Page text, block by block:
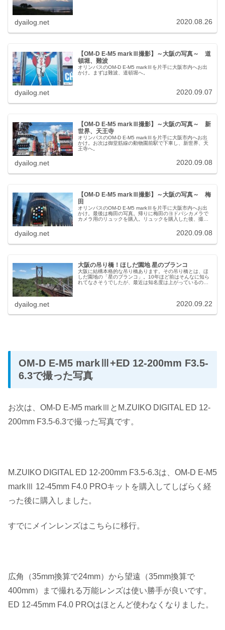
dyailog.net 2020.08.26
【OM-D E-M5 markⅢ撮影】～大阪の写真～ 道
頓堀、難波
オリンパスのOM-D E-M5 markⅢを片手に大阪市内へお出
かけ。まずは難波、道頓堀へ。
dyailog.net 2020.09.07
【OM-D E-M5 markⅢ撮影】～大阪の写真～ 新
世界、天王寺
オリンパスのOM-D E-M5 markⅢを片手に大阪市内へお出
かけ。お次は御堂筋線の動物園前駅で下車し、新世界、天
王寺へ。
dyailog.net 2020.09.08
【OM-D E-M5 markⅢ撮影】～大阪の写真～ 梅
田
オリンパスのOM-D E-M5 markⅢを片手に大阪市内へお出
かけ。最後は梅田の写真。帰りに梅田のヨドバシカメラで
カメラ用のリュックを購入。リュックを購入した後、撮っ
dyailog.net 2020.09.08
大阪の吊り橋！ほしだ園地 星のブランコ
大阪に結構本格的な吊り橋あります。その吊り橋とは、ほ
しだ園地の「星のブランコ」。10年ほど前はそんなに知ら
れてなさそうでしたが、最近は知名度は上がっているのか
dyailog.net 2020.09.22
OM-D E-M5 markⅢ+ED 12-200mm F3.5-
6.3で撮った写真
お次は、OM-D E-M5 markⅢとM.ZUIKO DIGITAL ED 12-
200mm F3.5-6.3で撮った写真です。
M.ZUIKO DIGITAL ED 12-200mm F3.5-6.3は、OM-D E-M5
markⅢ 12-45mm F4.0 PROキットを購入してしばらく経
った後に購入しました。
すでにメインレンズはこちらに移行。
広角（35mm換算で24mm）から望遠（35mm換算で
400mm）まで撮れる万能レンズは使い勝手が良いです。
ED 12-45mm F4.0 PROはほとんど使わなくなりました。